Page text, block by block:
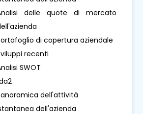
delle quote di mercato
di copertura aziendale
recenti
SWOT
dell'attività
dell'azienda